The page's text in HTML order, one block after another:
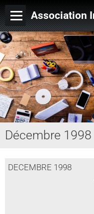
Page d'accueil
Derniers ajouts
Décembre 1998
DECEMBRE 1998